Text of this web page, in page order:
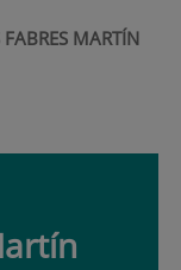
FABRES MARTÍN